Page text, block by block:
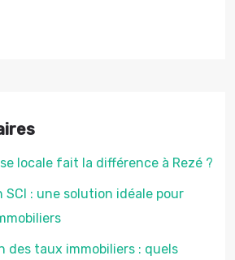
locale fait la différence à Rezé ?
SCI : une solution idéale pour
des taux immobiliers : quels